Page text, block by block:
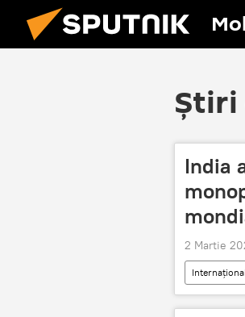
Știri
India
2 Martie